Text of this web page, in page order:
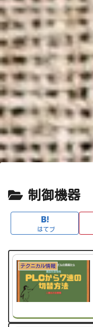
制御機器
はてブ
テクニカル情報